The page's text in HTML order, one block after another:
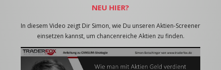
NEU HIER?
In diesem Video zeigt Dir Simon, wie Du unseren Aktien-Screener
einsetzen kannst, um chancenreiche Aktien zu finden.